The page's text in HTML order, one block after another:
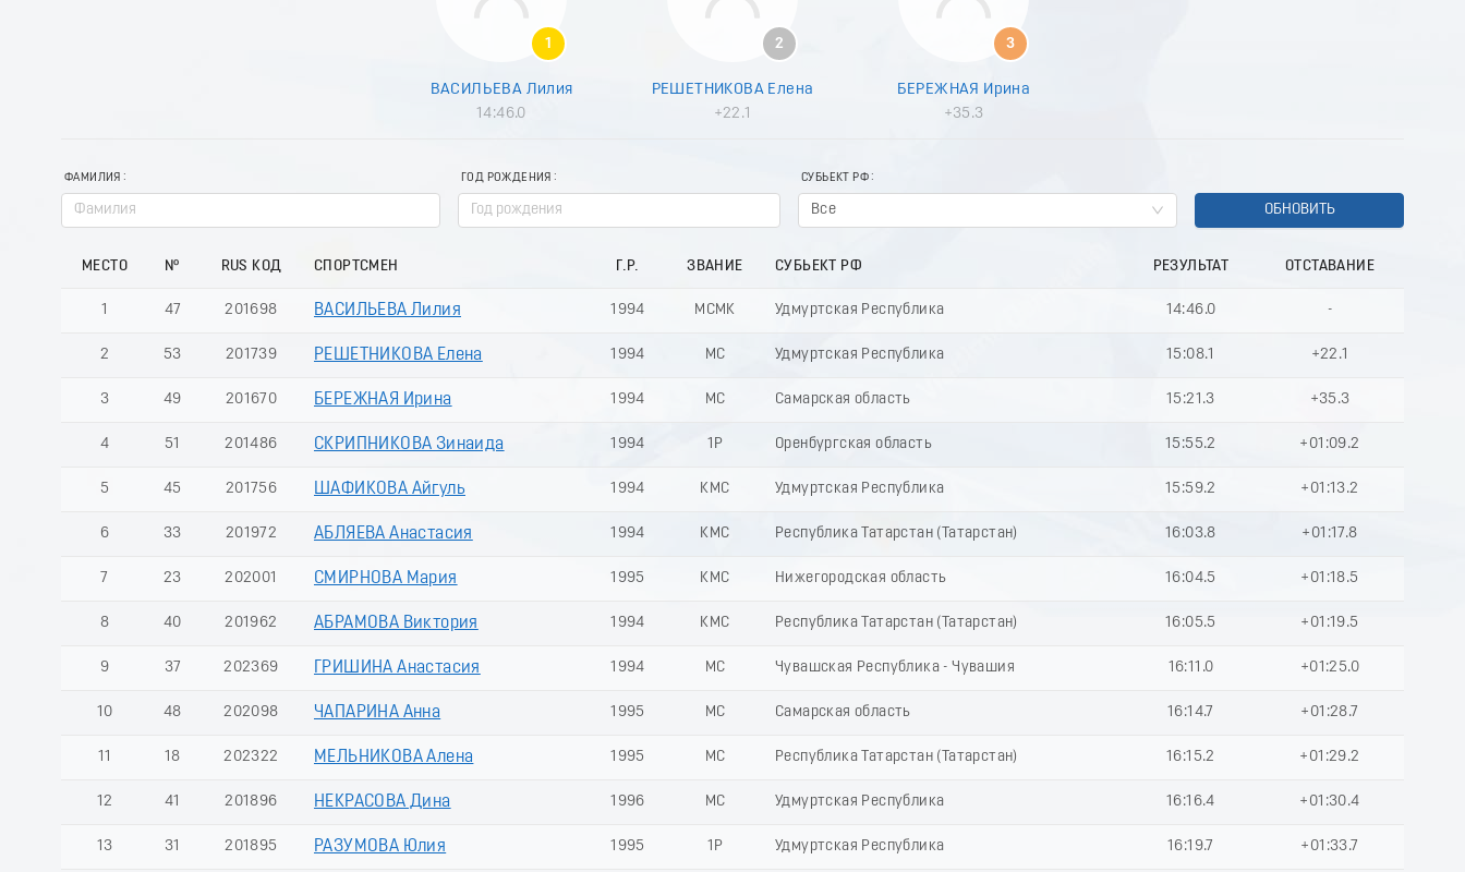
1
ВАСИЛЬЕВА Лилия
14:46.0
2
РЕШЕТНИКОВА Елена
+22.1
3
БЕРЕЖНАЯ Ирина
+35.3
ФАМИЛИЯ ГОД РОЖДЕНИЯ СУБЬЕКТ РФ
Все ОБНОВИТЬ
МЕСТО № RUS КОД СПОРТСМЕН Г.Р. ЗВАНИЕ СУБЬЕКТ РФ РЕЗУЛЬТАТ ОТСТАВАНИЕ
1 47 201698 ВАСИЛЬЕВА Лилия 1994 МСМК Удмуртская Республика 14:46.0 -
2 53 201739 РЕШЕТНИКОВА Елена 1994 МС Удмуртская Республика 15:08.1 +22.1
3 49 201670 БЕРЕЖНАЯ Ирина 1994 МС Самарская область 15:21.3 +35.3
4 51 201486 СКРИПНИКОВА Зинаида 1994 1Р Оренбургская область 15:55.2 +01:09.2
5 45 201756 ШАФИКОВА Айгуль 1994 КМС Удмуртская Республика 15:59.2 +01:13.2
6 33 201972 АБЛЯЕВА Анастасия 1994 КМС Республика Татарстан (Татарстан) 16:03.8 +01:17.8
7 23 202001 СМИРНОВА Мария 1995 КМС Нижегородская область 16:04.5 +01:18.5
8 40 201962 АБРАМОВА Виктория 1994 КМС Республика Татарстан (Татарстан) 16:05.5 +01:19.5
9 37 202369 ГРИШИНА Анастасия 1994 МС Чувашская Республика - Чувашия 16:11.0 +01:25.0
10 48 202098 ЧАПАРИНА Анна 1995 МС Самарская область 16:14.7 +01:28.7
11 18 202322 МЕЛЬНИКОВА Алена 1995 МС Республика Татарстан (Татарстан) 16:15.2 +01:29.2
12 41 201896 НЕКРАСОВА Дина 1996 МС Удмуртская Республика 16:16.4 +01:30.4
13 31 201895 РАЗУМОВА Юлия 1995 1Р Удмуртская Республика 16:19.7 +01:33.7